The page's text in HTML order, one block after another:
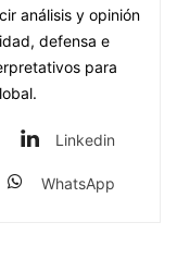
análisis y opinión
defensa e
para
Linkedin
WhatsApp